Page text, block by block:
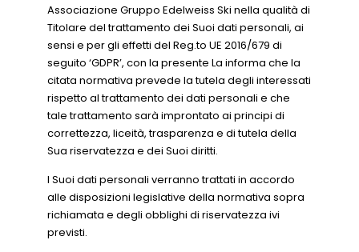
Associazione Gruppo Edelweiss Ski nella qualità di
Titolare del trattamento dei Suoi dati personali, ai
sensi e per gli effetti del Reg.to UE 2016/679 di
seguito ‘GDPR’, con la presente La informa che la
citata normativa prevede la tutela degli interessati
rispetto al trattamento dei dati personali e che
tale trattamento sarà improntato ai principi di
correttezza, liceità, trasparenza e di tutela della
Sua riservatezza e dei Suoi diritti.
I Suoi dati personali verranno trattati in accordo
alle disposizioni legislative della normativa sopra
richiamata e degli obblighi di riservatezza ivi
previsti.